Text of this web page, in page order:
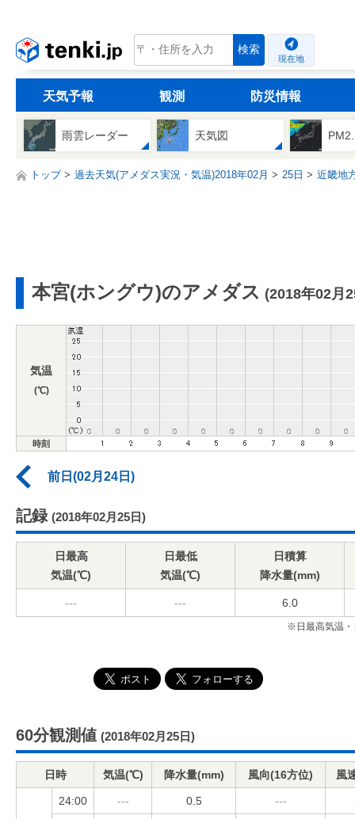
tenki.jp 検索
現在地
天気予報 観測 防災情報
雨雲レーダー 天気図
トップ 過去天気(アメダス実況・気温)2018年02月 25日 近畿地
本宮(ホングウ)のアメダス (2018年02月
気温
(℃)
時刻
前日(02月24日)
記録 (2018年02月25日)
日最高
気温(℃)
日最低
気温(℃)
日積算
降水量(mm)
--- --- 6.0
※日最高気温・
60分観測値 (2018年02月25日)
日時 気温(℃) 降水量(mm) 風向(16方位) 風
24:00 --- 0.5 ---